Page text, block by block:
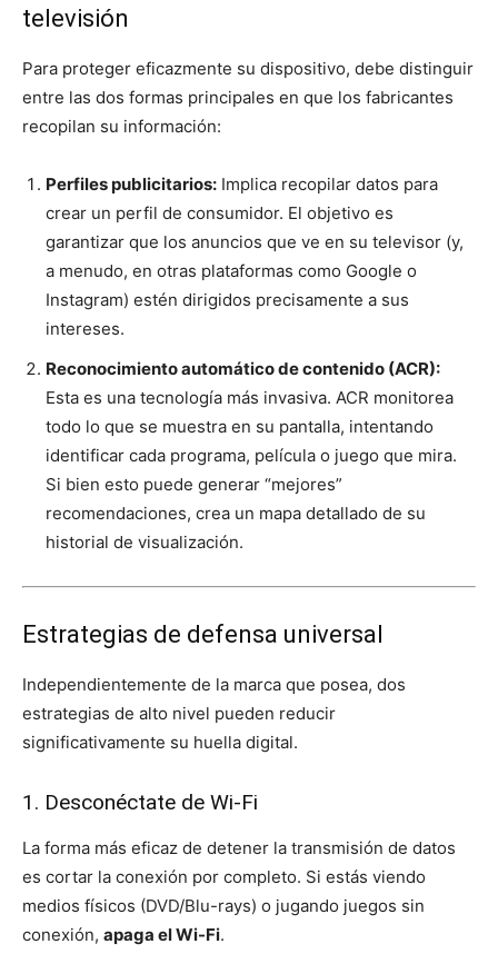
televisión
Para proteger eficazmente su dispositivo, debe distinguir
entre las dos formas principales en que los fabricantes
recopilan su información:
Perfiles publicitarios: Implica recopilar datos para
crear un perfil de consumidor. El objetivo es
garantizar que los anuncios que ve en su televisor (y,
a menudo, en otras plataformas como Google o
Instagram) estén dirigidos precisamente a sus
intereses.
Reconocimiento automático de contenido (ACR):
Esta es una tecnología más invasiva. ACR monitorea
todo lo que se muestra en su pantalla, intentando
identificar cada programa, película o juego que mira.
Si bien esto puede generar “mejores”
recomendaciones, crea un mapa detallado de su
historial de visualización.
Estrategias de defensa universal
Independientemente de la marca que posea, dos
estrategias de alto nivel pueden reducir
significativamente su huella digital.
1. Desconéctate de Wi-Fi
La forma más eficaz de detener la transmisión de datos
es cortar la conexión por completo. Si estás viendo
medios físicos (DVD/Blu-rays) o jugando juegos sin
conexión, apaga el Wi-Fi.